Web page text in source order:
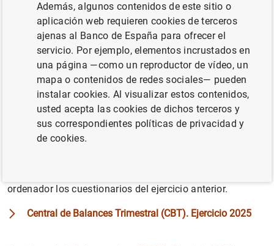
Descarga de los ficheros necesarios para instalar en su
ordenador las aplicaciones de la Central de Balances. Si
desea utilizar la opción que cumple con las normas de
accesibilidad digital, utilice la versión ‘Cuestionario Web’.
Central de Balances Trimestral (CBT). Ejercicio 2026
Central de Balances Anual (CBA). Ejercicio 2025
ordenador los cuestionarios del ejercicio anterior.
Central de Balances Trimestral (CBT). Ejercicio 2025
Además, algunos contenidos de este sitio o
aplicación web requieren cookies de terceros
ajenas al Banco de España para ofrecer el
servicio. Por ejemplo, elementos incrustados en
una página —como un reproductor de vídeo, un
mapa o contenidos de redes sociales— pueden
instalar cookies. Al visualizar estos contenidos,
usted acepta las cookies de dichos terceros y
sus correspondientes políticas de privacidad y
de cookies.